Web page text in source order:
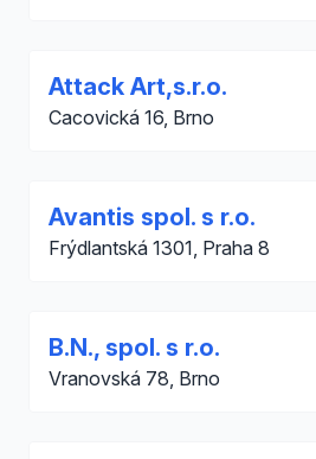
Attack Art,s.r.o.
Cacovická 16, Brno
Avantis spol. s r.o.
Frýdlantská 1301, Praha 8
B.N., spol. s r.o.
Vranovská 78, Brno